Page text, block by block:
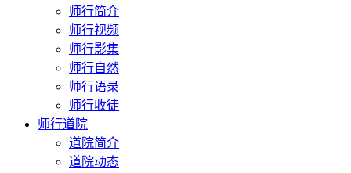
师行简介
师行视频
师行影集
师行自然
师行语录
师行收徒
师行道院
道院简介
道院动态